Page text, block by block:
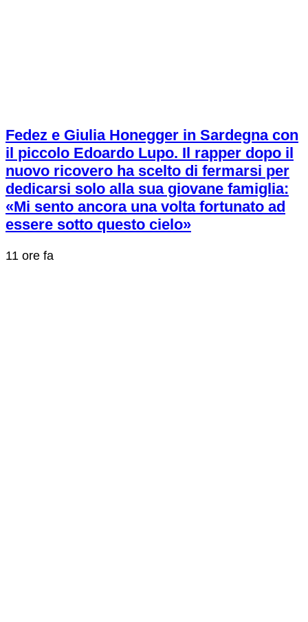
Fedez e Giulia Honegger in Sardegna con
il piccolo Edoardo Lupo. Il rapper dopo il
nuovo ricovero ha scelto di fermarsi per
dedicarsi solo alla sua giovane famiglia:
«Mi sento ancora una volta fortunato ad
essere sotto questo cielo»
11 ore fa